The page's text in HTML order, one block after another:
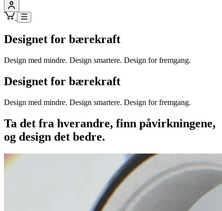
Designet for bærekraft
Design med mindre. Design smartere. Design for fremgang.
Designet for bærekraft
Design med mindre. Design smartere. Design for fremgang.
Ta det fra hverandre, finn påvirkningene,
og design det bedre.